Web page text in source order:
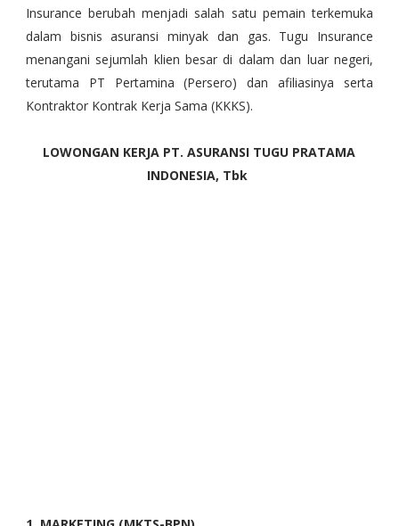
Insurance berubah menjadi salah satu pemain terkemuka
dalam bisnis asuransi minyak dan gas. Tugu Insurance
menangani sejumlah klien besar di dalam dan luar negeri,
terutama PT Pertamina (Persero) dan afiliasinya serta
Kontraktor Kontrak Kerja Sama (KKKS).
LOWONGAN KERJA PT. ASURANSI TUGU PRATAMA
INDONESIA, Tbk